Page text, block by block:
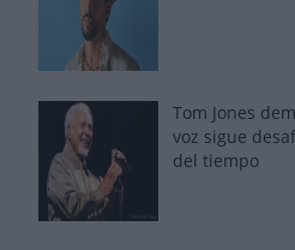
Tom Jones
voz sigue
del tiempo